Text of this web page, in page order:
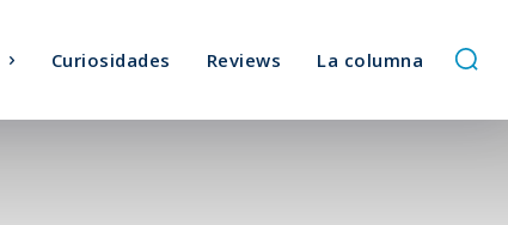
Curiosidades Reviews La columna